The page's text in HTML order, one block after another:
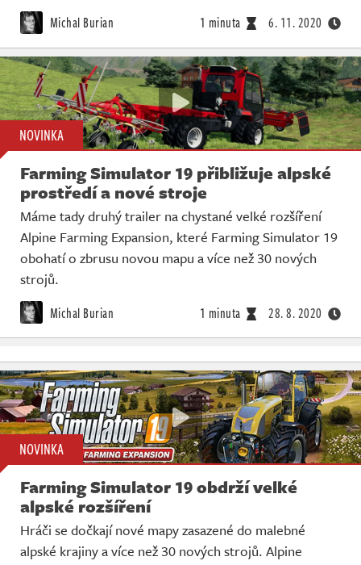
Michal Burian 1 minuta 6. 11. 2020
NOVINKA
Farming Simulator 19 přibližuje alpské
prostředí a nové stroje
Máme tady druhý trailer na chystané velké rozšíření
Alpine Farming Expansion, které Farming Simulator 19
obohatí o zbrusu novou mapu a více než 30 nových
strojů.
Michal Burian 1 minuta 28. 8. 2020
NOVINKA
Farming Simulator 19 obdrží velké
alpské rozšíření
Hráči se dočkají nové mapy zasazené do malebné
alpské krajiny a více než 30 nových strojů. Alpine